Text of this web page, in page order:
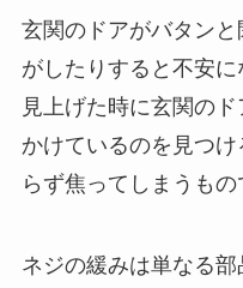
玄関のドアがバタン
がしたりすると不安
見上げた時に玄関の
かけているのを見つ
らず焦ってしまうもの
ネジの緩みは単なる